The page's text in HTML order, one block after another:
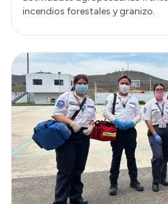
incendios forestales y granizo.